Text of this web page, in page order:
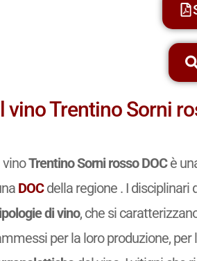
vino Trentino Sorni
vinoTrentino Sorni rosso DOCè
DOCdella regione . I disciplinari
di vino, che si
per la loro produzione, per